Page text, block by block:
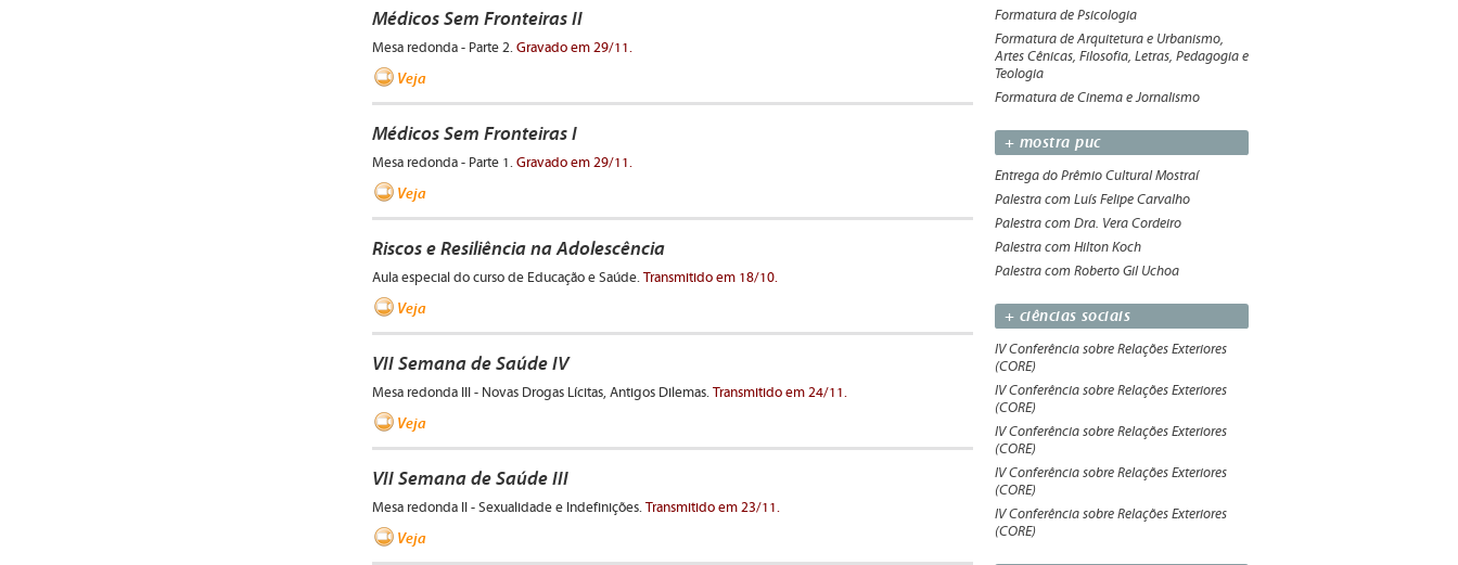
Médicos Sem Fronteiras II
Mesa redonda - Parte 2. Gravado em 29/11.
Veja
Médicos Sem Fronteiras I
Mesa redonda - Parte 1. Gravado em 29/11.
Veja
Riscos e Resiliência na Adolescência
Aula especial do curso de Educação e Saúde. Transmitido em 18/10.
Veja
VII Semana de Saúde IV
Mesa redonda III - Novas Drogas Lícitas, Antigos Dilemas. Transmitido em 24/11.
Veja
VII Semana de Saúde III
Mesa redonda II - Sexualidade e Indefinições. Transmitido em 23/11.
Veja
Formatura de Psicologia
Formatura de Arquitetura e Urbanismo,
Artes Cênicas, Filosofia, Letras, Pedagogia e
Teologia
Formatura de Cinema e Jornalismo
+ mostra puc
Entrega do Prêmio Cultural Mostraí
Palestra com Luís Felipe Carvalho
Palestra com Dra. Vera Cordeiro
Palestra com Hilton Koch
Palestra com Roberto Gil Uchoa
+ ciências sociais
IV Conferência sobre Relações Exteriores
(CORE)
IV Conferência sobre Relações Exteriores
(CORE)
IV Conferência sobre Relações Exteriores
(CORE)
IV Conferência sobre Relações Exteriores
(CORE)
IV Conferência sobre Relações Exteriores
(CORE)